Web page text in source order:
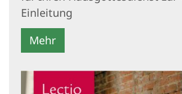
Einleitung
Mehr